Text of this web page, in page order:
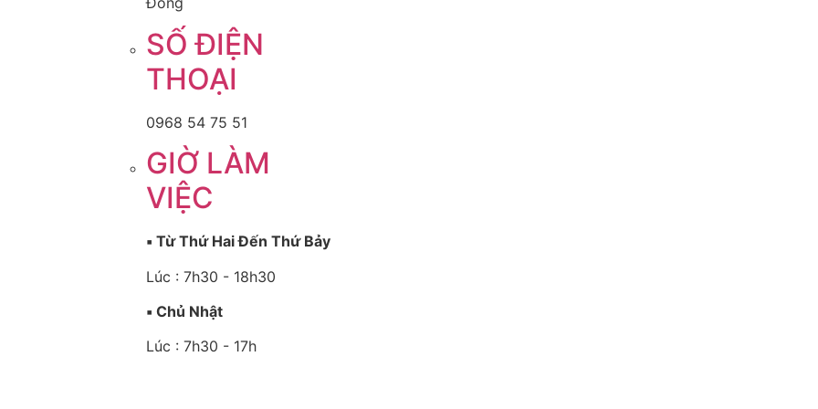
SỐ ĐIỆN
THOẠI
0968 54 75 51
GIỜ LÀM
VIỆC
▪️ Từ Thứ Hai Đến Thứ Bảy
Lúc : 7h30 - 18h30
▪️ Chủ Nhật
Lúc : 7h30 - 17h